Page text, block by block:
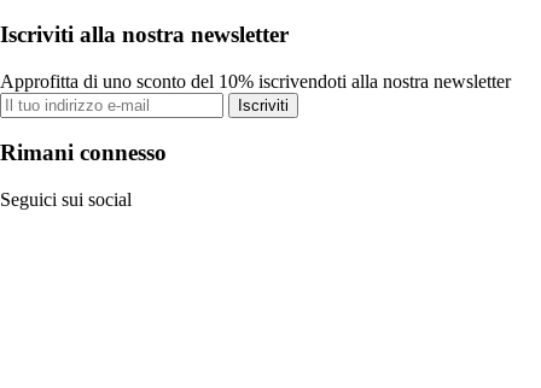
Iscriviti alla nostra newsletter
Approfitta di uno sconto del 10% iscrivendoti alla nostra newsletter
Iscriviti
Rimani connesso
Seguici sui social